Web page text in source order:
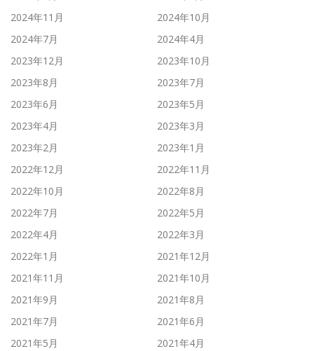
2024年11月
2024年10月
2024年7月
2024年4月
2023年12月
2023年10月
2023年8月
2023年7月
2023年6月
2023年5月
2023年4月
2023年3月
2023年2月
2023年1月
2022年12月
2022年11月
2022年10月
2022年8月
2022年7月
2022年5月
2022年4月
2022年3月
2022年1月
2021年12月
2021年11月
2021年10月
2021年9月
2021年8月
2021年7月
2021年6月
2021年5月
2021年4月